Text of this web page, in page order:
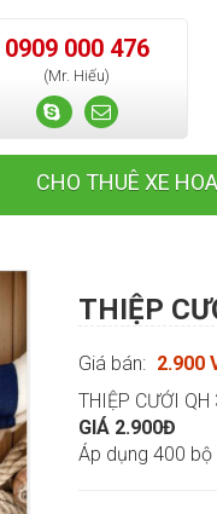
0909 000 476
(Mr. Hiếu)
CHO THUÊ XE
THIỆP
Giá bán: 2.900
THIỆP CƯỚI QH
GIÁ 2.900Đ
Áp dụng 400 bộ